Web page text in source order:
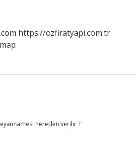
https://ozfiratyapi.com.tr
nereden verilir ?